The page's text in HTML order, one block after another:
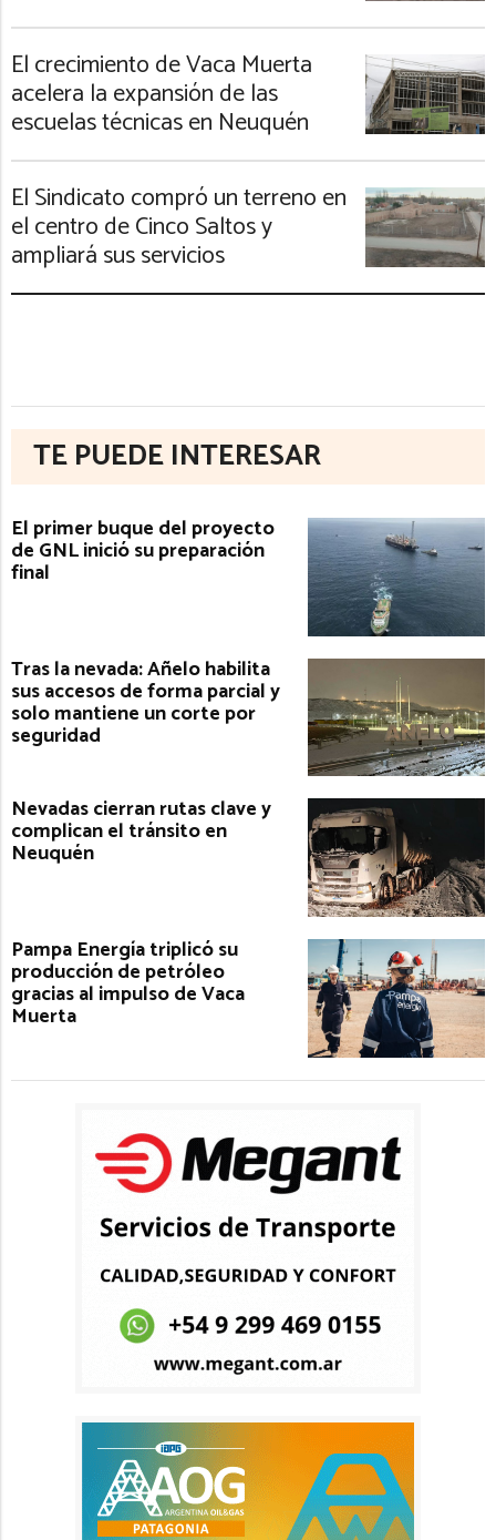
El crecimiento de Vaca Muerta
acelera la expansión de las
escuelas técnicas en Neuquén
El Sindicato compró un terreno en
el centro de Cinco Saltos y
ampliará sus servicios
TE PUEDE INTERESAR
El primer buque del proyecto
de GNL inició su preparación
final
Tras la nevada: Añelo habilita
sus accesos de forma parcial y
solo mantiene un corte por
seguridad
Nevadas cierran rutas clave y
complican el tránsito en
Neuquén
Pampa Energía triplicó su
producción de petróleo
gracias al impulso de Vaca
Muerta